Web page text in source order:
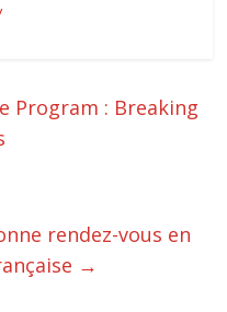
Program : Breaking
rendez-vous en
→